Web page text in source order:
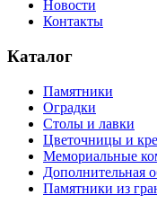
Новости
Контакты
Каталог
Памятники
Оградки
Столы и лавки
Цветочницы и
Мемориальные
Дополнительная
Памятники из